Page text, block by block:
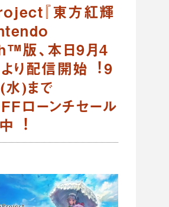
『東⽅紅輝
版、本⽇9⽉4
より配信開始︕9
)まで
ローンチセール
︕